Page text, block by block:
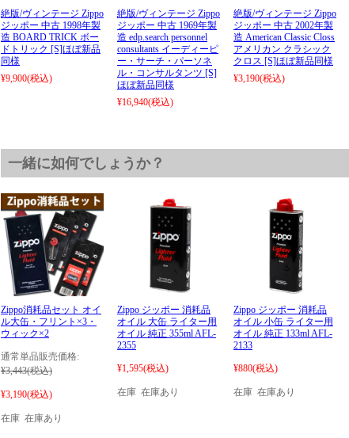
絶版/ヴィンテージ Zippo
ジッポー 中古 1998年製
造 BOARD TRICK ボー
ドトリック [S]ほぼ新品
同様
¥9,900(税込)
絶版/ヴィンテージ Zippo
ジッポー 中古 1969年製
造 edp.search personnel
consultants イーディーピ
ー・サーチ・パーソネ
ル・コンサルタンツ [S]
ほぼ新品同様
¥16,940(税込)
絶版/ヴィンテージ Zippo
ジッポー 中古 2002年製
造 American Classic Closs
アメリカン クラシック
クロス [S]ほぼ新品同様
¥3,190(税込)
一緒に如何でしょうか？
Zippo消耗品セット オイ
ル大缶・フリント×3・
ウィック×2
通常単品販売価格:
¥3,443(税込)
¥3,190(税込)
在庫 在庫あり
Zippo ジッポー 消耗品
オイル 大缶 ライター用
オイル 純正 355ml AFL-
2355
¥1,595(税込)
在庫 在庫あり
Zippo ジッポー 消耗品
オイル 小缶 ライター用
オイル 純正 133ml AFL-
2133
¥880(税込)
在庫 在庫あり